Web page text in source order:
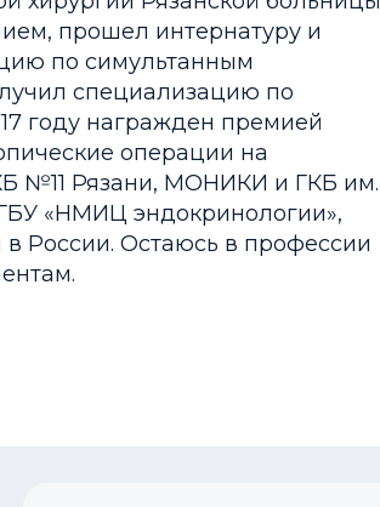
прошел интернатуру и
по симультанным
специализацию по
году награжден премией
операции на
№11 Рязани, МОНИКИ и ГКБ им.
«НМИЦ эндокринологии»,
России. Остаюсь в профессии